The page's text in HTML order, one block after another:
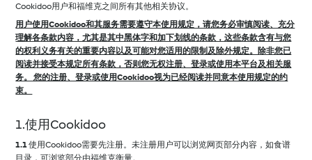
Cookidoo用户和福维克之间所有其他相关协议。
用户使用Cookidoo和其服务需要遵守本使用规定，请您务必审慎阅读、充分
理解各条款内容，尤其是其中黑体字和加下划线的条款，这些条款含有与您
的权利义务有关的重要内容以及可能对您适用的限制及除外规定。除非您已
阅读并接受本规定所有条款，否则您无权注册、登录或使用本平台及相关服
务。 您的注册、登录或使用Cookidoo视为已经阅读并同意本使用规定的约
束。
1.使用Cookidoo
1.1使用Cookidoo需要先注册。未注册用户可以浏览网页部分内容，如食谱
目录，可浏览部分由福维克衡量。